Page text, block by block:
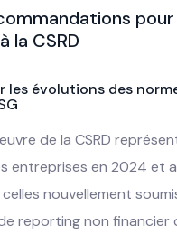
la CSRD
les évolutions des
de la CSRD
entreprises en 2024 et
nouvellement
reporting non financier